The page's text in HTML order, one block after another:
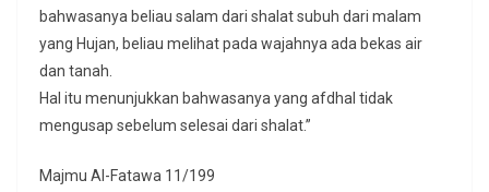
bahwasanya beliau salam dari shalat subuh dari malam
yang Hujan, beliau melihat pada wajahnya ada bekas air
dan tanah.
Hal itu menunjukkan bahwasanya yang afdhal tidak
mengusap sebelum selesai dari shalat.”
Majmu Al-Fatawa 11/199